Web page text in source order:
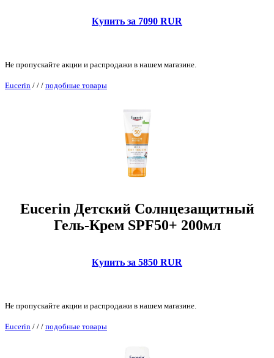
Купить за 7090 RUR
Не пропускайте акции и распродажи в нашем магазине.
Eucerin / / / подобные товары
Eucerin Детский Солнцезащитный
Гель-Крем SPF50+ 200мл
Купить за 5850 RUR
Не пропускайте акции и распродажи в нашем магазине.
Eucerin / / / подобные товары